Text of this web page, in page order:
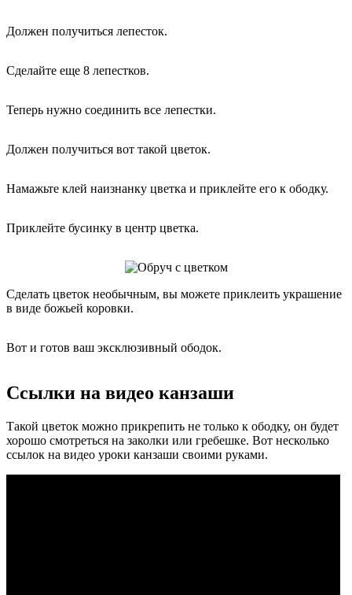
Должен получиться лепесток.
Сделайте еще 8 лепестков.
Теперь нужно соединить все лепестки.
Должен получиться вот такой цветок.
Намажьте клей наизнанку цветка и приклейте его к ободку.
Приклейте бусинку в центр цветка.
Сделать цветок необычным, вы можете приклеить украшение
в виде божьей коровки.
Вот и готов ваш эксклюзивный ободок.
Ссылки на видео канзаши
Такой цветок можно прикрепить не только к ободку, он будет
хорошо смотреться на заколки или гребешке. Вот несколько
ссылок на видео уроки канзаши своими руками.